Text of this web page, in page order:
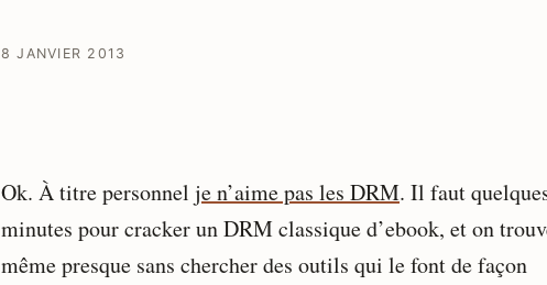
8 JANVIER 2013
Ok. À titre personnel je n’aime pas les DRM. Il faut
minutes pour cracker un DRM classique d’ebook, et on
même presque sans chercher des outils qui le font de façon